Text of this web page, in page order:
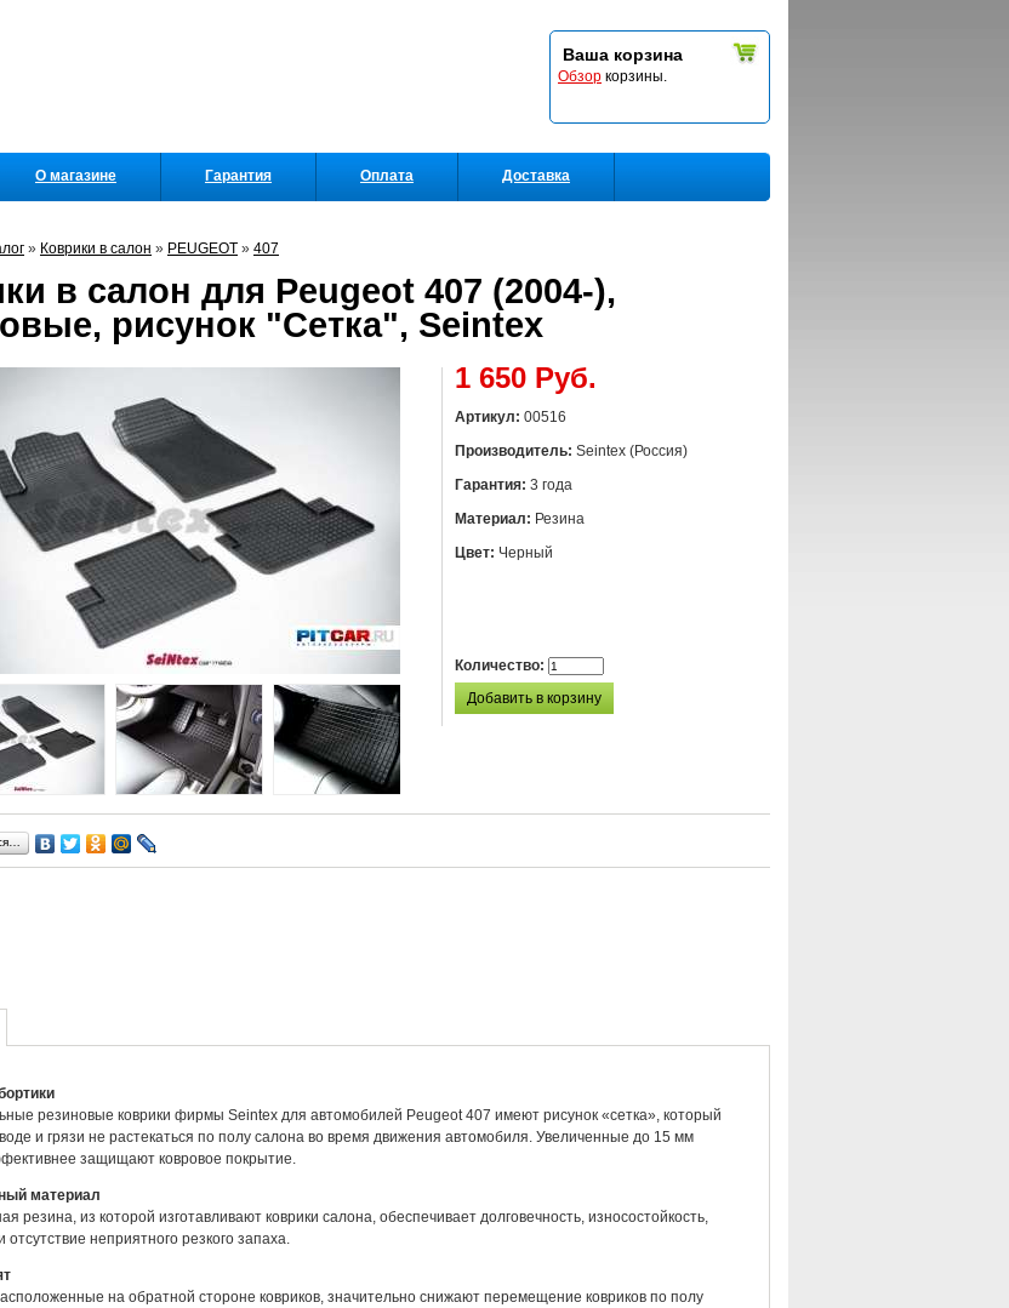
Ваша корзина
Обзор корзины.
» Коврики в салон » PEUGEOT » 407
в салон для Peugeot 407 (2004-),
рисунок "Сетка", Seintex
1 650 Руб.
Артикул: 00516
Производитель: Seintex (Россия)
Гарантия: 3 года
Материал: Резина
Цвет: Черный
Количество:
резиновые коврики фирмы Seintex для автомобилей Peugeot 407 имеют рисунок «сетка», который
и грязи не растекаться по полу салона во время движения автомобиля. Увеличенные до 15 мм
защищают ковровое покрытие.
материал
резина, из которой изготавливают коврики салона, обеспечивает долговечность, износостойкость,
отсутствие неприятного резкого запаха.
на обратной стороне ковриков, значительно снижают перемещение ковриков по полу
О магазине Гарантия Оплата Доставка